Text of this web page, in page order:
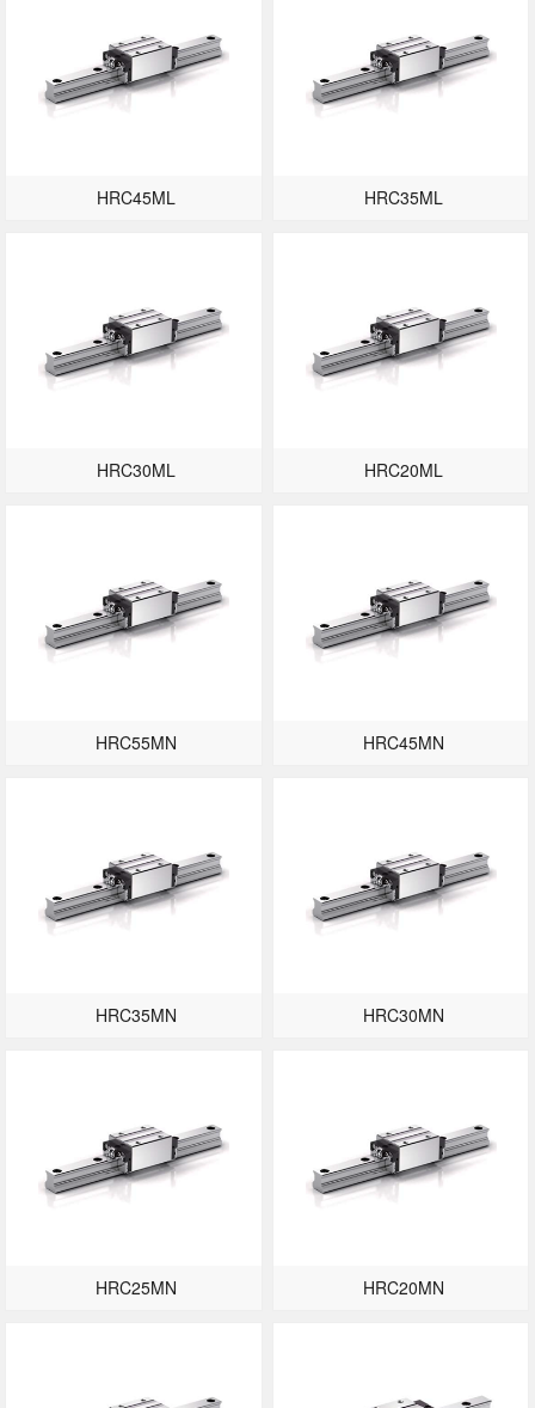
HRC45ML HRC35ML
HRC30ML HRC20ML
HRC55MN HRC45MN
HRC35MN HRC30MN
HRC25MN HRC20MN